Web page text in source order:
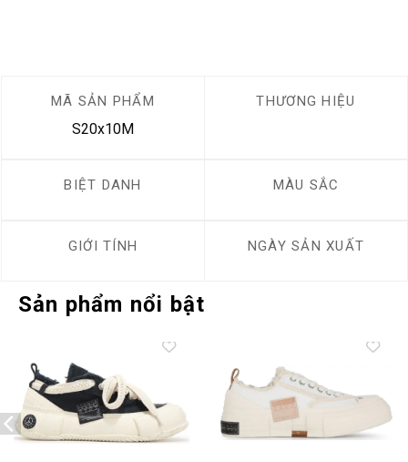
MÃ SẢN PHẨM
S20x10M
THƯƠNG HIỆU
BIỆT DANH MÀU SẮC
GIỚI TÍNH NGÀY SẢN XUẤT
Sản phẩm nổi bật
Add to
wishlist
Add to